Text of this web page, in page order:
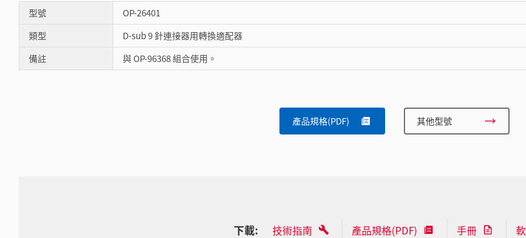
型號
OP-26401
類型
D-sub 9 針連接器用轉換適配器
備註
與 OP-96368 組合使用。
產品規格(PDF) 其他型號
下載: 技術指南 產品規格(PDF) 手冊